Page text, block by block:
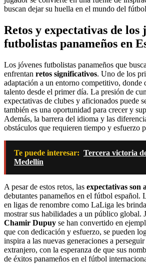
buscan dejar su huella en el mundo del
Retos y expectativas de los
futbolistas panameños en
Los jóvenes futbolistas panameños que
enfrentan retos significativos. Uno de los
adaptación a un entorno competitivo, donde
talento desde el primer día. La presión de
expectativas de clubes y aficionados puede
también es una oportunidad para crecer y
Además, la barrera del idioma y las
obstáculos que requieren tiempo y esfuerzo
Te puede interesar: Tercera victoria
Medellín
A pesar de estos retos, las expectativas son
debutantes panameños en el fútbol español.
en ligas de renombre como LaLiga les
mostrar sus habilidades a un público global.
Chamir Dupuy se han convertido en
que con dedicación y esfuerzo, se pueden
inspira a las nuevas generaciones a perseguir
extranjero, con la esperanza de que sus
de éxitos panameños en el fútbol